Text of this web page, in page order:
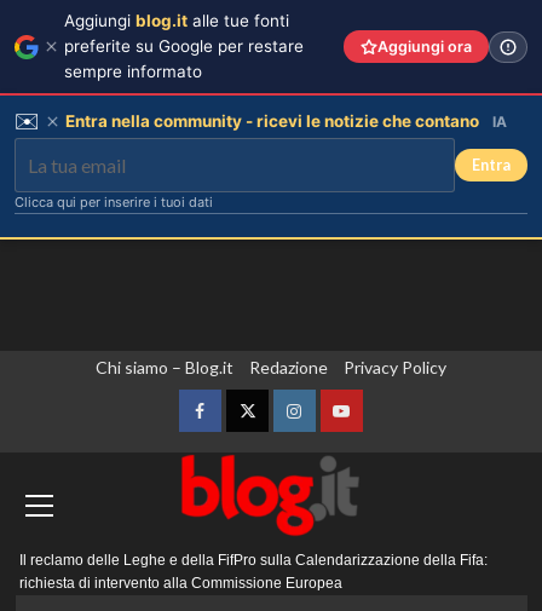
Chi siamo – Blog.it Redazione Privacy Policy
FacebookTwitterInstagramYouTube
principale
Il reclamo delle Leghe e della FifPro sulla Calendarizzazione della Fifa:
richiesta di intervento alla Commissione Europea
Aggiungi blog.it alle tue fonti
preferite su Google per restare
sempre informato
Aggiungi ora
✉️ Entra nella community - ricevi le notizie che contano IA
Entra
Clicca qui per inserire i tuoi dati